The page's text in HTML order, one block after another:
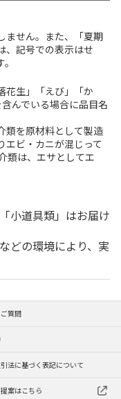
ません。また、「夏期
、記号での表示はせ
花生」「えび」「か
んでいる場合に品目名
類を原材料として製造
エビ・カニが混じって
類は、エサとしてエ
小道具類」はお届け
どの環境により、実
質問
法に基づく表記について
案はこちら